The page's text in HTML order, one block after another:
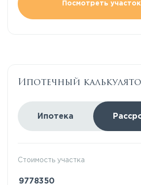
Посмотреть участок
Ипотечный
Ипотека
Стоимость участка